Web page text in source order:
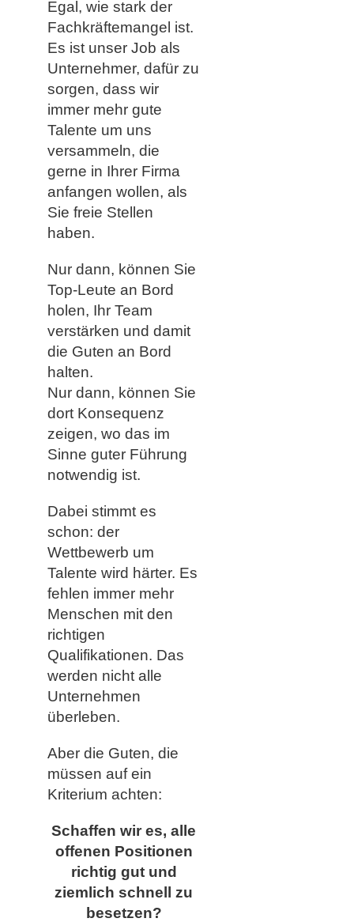
Egal, wie stark der
Fachkräftemangel ist.
Es ist unser Job als
Unternehmer, dafür zu
sorgen, dass wir
immer mehr gute
Talente um uns
versammeln, die
gerne in Ihrer Firma
anfangen wollen, als
Sie freie Stellen
haben.
Nur dann, können Sie
Top-Leute an Bord
holen, Ihr Team
verstärken und damit
die Guten an Bord
halten.
Nur dann, können Sie
dort Konsequenz
zeigen, wo das im
Sinne guter Führung
notwendig ist.
Dabei stimmt es
schon: der
Wettbewerb um
Talente wird härter. Es
fehlen immer mehr
Menschen mit den
richtigen
Qualifikationen. Das
werden nicht alle
Unternehmen
überleben.
Aber die Guten, die
müssen auf ein
Kriterium achten:
Schaffen wir es, alle
offenen Positionen
richtig gut und
ziemlich schnell zu
besetzen?